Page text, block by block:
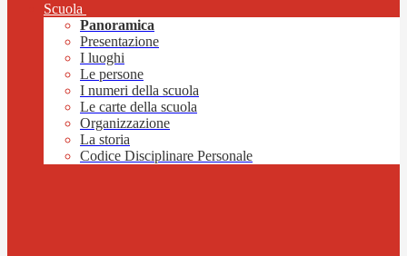
Scuola
Panoramica
Presentazione
I luoghi
Le persone
I numeri della scuola
Le carte della scuola
Organizzazione
La storia
Codice Disciplinare Personale